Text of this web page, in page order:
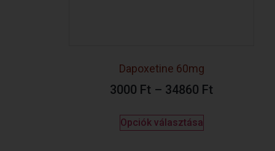
Dapoxetine 60mg
3000 Ft – 34860 Ft
Opciók választása